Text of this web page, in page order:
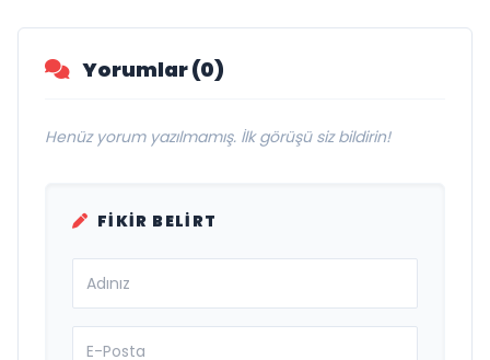
Yorumlar (0)
Henüz yorum yazılmamış. İlk görüşü siz bildirin!
FIKIR BELIRT